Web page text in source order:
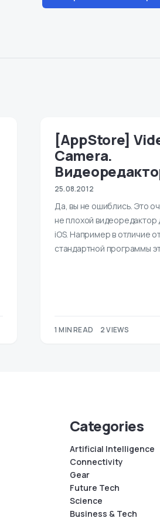
[AppStore]
Camera.
25.08.2012
Да, вы не ошиблись. Это
не плохой видеоредактор
iOS. Например в отличие
стандартной программы
1 MIN READ 2 VIEWS
Categories
Artificial Intelligence
Connectivity
Gear
Future Tech
Science
Business & Tech